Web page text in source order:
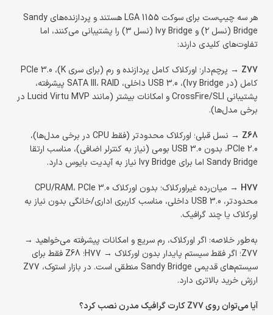
هر سه چیپ‌ست برای سوکت LGA 1155 هستند و پردازنده‌های Sandy
Bridge (نسل ۲) و Ivy Bridge (نسل ۳) را پشتیبانی می‌کنند، اما
تفاوت‌های کلیدی دارند:
Z77
→ پرچم‌دار؛ اورکلاک کامل پردازنده و رم (برای سری K)، PCIe 3.0
کامل (در Ivy Bridge)، USB 3.0 داخلی، SATA III، RAID پیشرفته،
پشتیبانی CrossFire/SLI و امکانات بیشتر (مانند Lucid Virtu MVP در
برخی مدل‌ها).
Z68
→ نسل قبلی؛ اورکلاک محدودتر (فقط CPU در برخی مدل‌ها)،
PCIe 2.0، بدون USB 3.0 بومی (نیاز به کنترلر اضافی)، مناسب ارتقا
Sandy Bridge اما برای Ivy Bridge نیاز به آپدیت بایوس دارد.
H77
→ میان‌رده غیراورکلاک؛ بدون اورکلاک CPU/RAM، PCIe 3.0
محدودتر، USB 3.0 داخلی، مناسب کاربری اداری/خانگی بدون نیاز به
اورکلاک یا چند گرافیک.
به‌طور خلاصه: اگر اورکلاک، رم سریع و امکانات پیشرفته می‌خواهید →
Z77؛ اگر فقط سیستم پایدار بدون اورکلاک → H77؛ Z68 فقط برای
سیستم‌های قدیمی Sandy Bridge منطقی است. در بازار استوک، Z77
ارزش خرید بالاتری دارد.
آیا می‌توان روی Z77 کارت گرافیک مدرن نصب کرد؟